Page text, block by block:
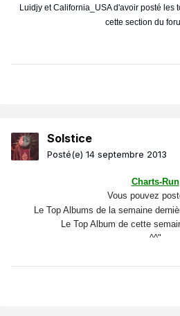
Luidjy et California_USA d'avoir posté les
cette section du
Solstice
Posté(e) 14 septembre 2013
Charts-Run
Vous pouvez
Le Top Albums de la semaine
Le Top Album de cette
^^"